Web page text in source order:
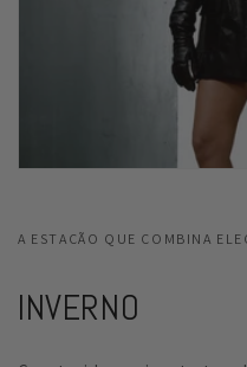
A ESTAÇÃO QUE COMBINA
INVERNO